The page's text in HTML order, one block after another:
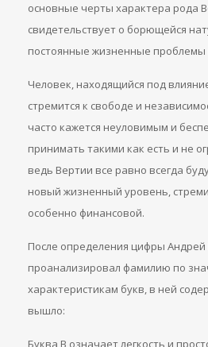
основные черты характера рода
свидетельствует о борющейся
постоянные жизненные проблемы
Человек, находящийся под
стремится к свободе и
часто кажется неуловимым и
принимать такими как есть и не
ведь Вертии все равно всегда
новый жизненный уровень,
особенно финансовой.
После определения цифры Андрей
проанализировал фамилию по
характеристикам букв, в ней
вышло:
Буква В означает легкость и